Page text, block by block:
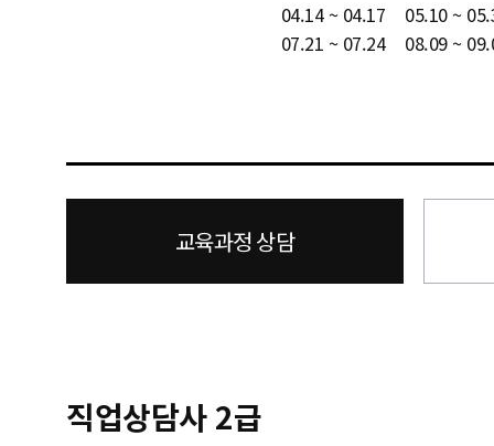
04.14 ~ 04.17
05.10 ~
07.21 ~ 07.24
08.09 ~
교육과정 상담
직업상담사 2급